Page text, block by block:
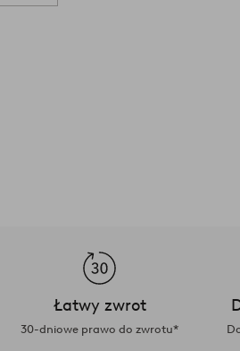
Łatwy zwrot
30-dniowe prawo do zwrotu*